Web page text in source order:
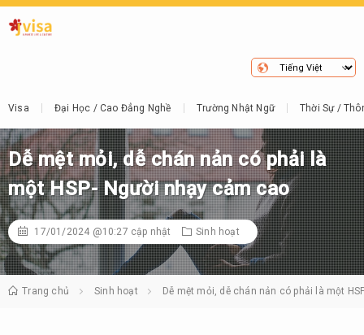
Visa Đại Học / Cao Đẳng Nghề Trường Nhật Ngữ Thời Sự /
Dễ mệt mỏi, dễ chán nản có phải là
một HSP- Người nhạy cảm cao
17/01/2024 @10:27 cập nhật Sinh hoạt
Trang chủ Sinh hoạt Dễ mệt mỏi, dễ chán nản có phải là một